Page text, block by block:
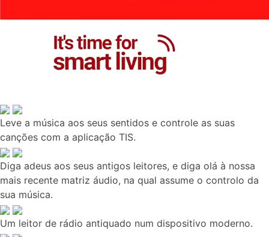
Leve a música aos seus sentidos e controle as suas
canções com a aplicação TIS.
Diga adeus aos seus antigos leitores, e diga olá à nossa
mais recente matriz áudio, na qual assume o controlo da
sua música.
Um leitor de rádio antiquado num dispositivo moderno.